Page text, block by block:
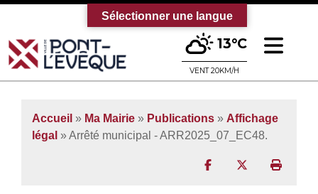
Bienvenue sur le site officiel de la
13°C
VENT 20KM/H
Accueil » Ma Mairie » Publications » Affichage
légal » Arrêté municipal - ARR2025_07_EC48.
Partager surPartager sur
Sélectionner une langue